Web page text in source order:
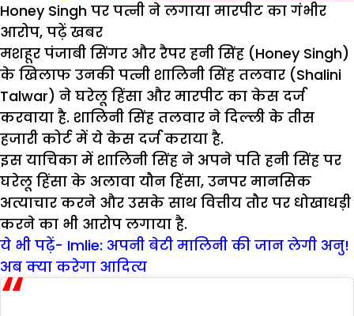
Honey Singh पर पत्नी ने लगाया मारपीट का गंभीर
आरोप, पढ़ें खबर
मशहूर पंजाबी सिंगर और रैपर हनी सिंह (Honey Singh)
के खिलाफ उनकी पत्नी शालिनी सिंह तलवार (Shalini
Talwar) ने घरेलू हिंसा और मारपीट का केस दर्ज
करवाया है. शालिनी सिंह तलवार ने दिल्ली के तीस
हजारी कोर्ट में ये केस दर्ज कराया है.
इस याचिका में शालिनी सिंह ने अपने पति हनी सिंह पर
घरेलू हिंसा के अलावा यौन हिंसा, उनपर मानसिक
अत्याचार करने और उसके साथ वित्तीय तौर पर धोखाधड़ी
करने का भी आरोप लगाया है.
ये भी पढ़ें- Imlie: अपनी बेटी मालिनी की जान लेगी अनु!
अब क्या करेगा आदित्य